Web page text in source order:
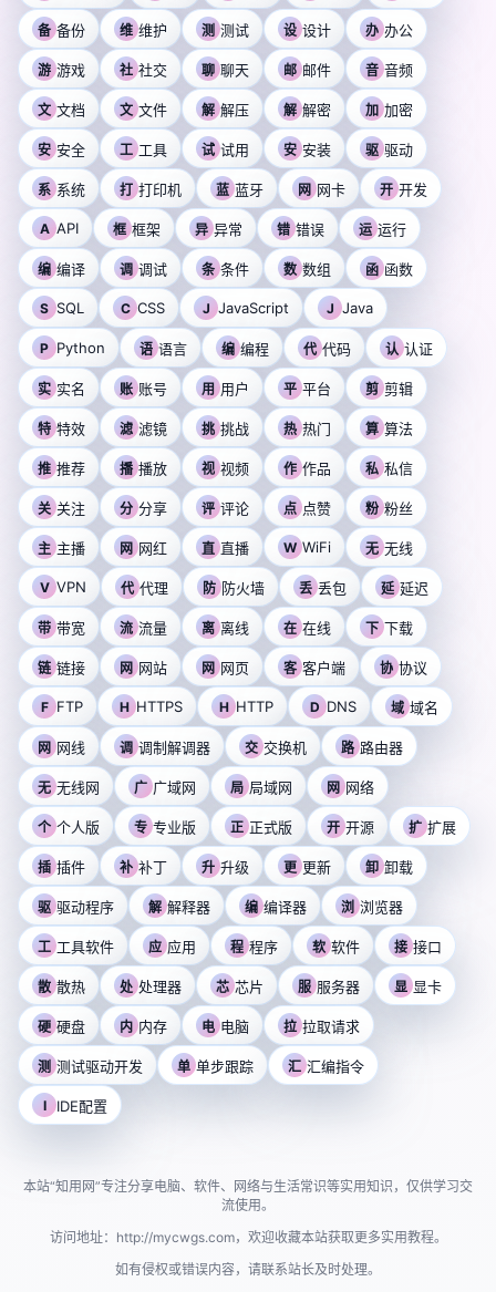
备 备份 维 维护 测 测试 设 设计 办 办公
游 游戏 社 社交 聊 聊天 邮 邮件 音 音频
文 文档 文 文件 解 解压 解 解密 加 加密
安 安全 工 工具 试 试用 安 安装 驱 驱动
系 系统 打 打印机 蓝 蓝牙 网 网卡 开 开发
A API 框 框架 异 异常 错 错误 运 运行
编 编译 调 调试 条 条件 数 数组 函 函数
S SQL C CSS J JavaScript J Java
P Python 语 语言 编 编程 代 代码 认 认证
实 实名 账 账号 用 用户 平 平台 剪 剪辑
特 特效 滤 滤镜 挑 挑战 热 热门 算 算法
推 推荐 播 播放 视 视频 作 作品 私 私信
关 关注 分 分享 评 评论 点 点赞 粉 粉丝
主 主播 网 网红 直 直播 W WiFi 无 无线
V VPN 代 代理 防 防火墙 丢 丢包 延 延迟
带 带宽 流 流量 离 离线 在 在线 下 下载
链 链接 网 网站 网 网页 客 客户端 协 协议
F FTP H HTTPS H HTTP D DNS 域 域名
网 网线 调 调制解调器 交 交换机 路 路由器
无 无线网 广 广域网 局 局域网 网 网络
个 个人版 专 专业版 正 正式版 开 开源 扩 扩展
插 插件 补 补丁 升 升级 更 更新 卸 卸载
驱 驱动程序 解 解释器 编 编译器 浏 浏览器
工 工具软件 应 应用 程 程序 软 软件 接 接口
散 散热 处 处理器 芯 芯片 服 服务器 显 显卡
硬 硬盘 内 内存 电 电脑 拉 拉取请求
测 测试驱动开发 单 单步跟踪 汇 汇编指令
I IDE配置
本站“知用网”专注分享电脑、软件、网络与生活常识等实用知识，仅供学习交
流使用。
访问地址：http://mycwgs.com，欢迎收藏本站获取更多实用教程。
如有侵权或错误内容，请联系站长及时处理。